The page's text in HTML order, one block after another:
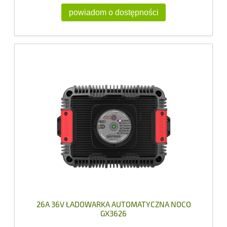
powiadom o dostępności
26A 36V ŁADOWARKA AUTOMATYCZNA NOCO
GX3626